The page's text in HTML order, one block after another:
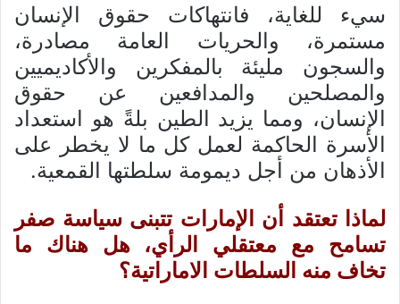
سيء للغاية، فانتهاكات حقوق الإنسان
مستمرة، والحريات العامة مصادرة،
والسجون مليئة بالمفكرين والأكاديميين
والمصلحين والمدافعين عن حقوق
الإنسان، ومما يزيد الطين بلةً هو استعداد
الأسرة الحاكمة لعمل كل ما لا يخطر على
الأذهان من أجل ديمومة سلطتها القمعية.
لماذا تعتقد أن الإمارات تتبنى سياسة صفر
تسامح مع معتقلي الرأي، هل هناك ما
تخاف منه السلطات الاماراتية؟